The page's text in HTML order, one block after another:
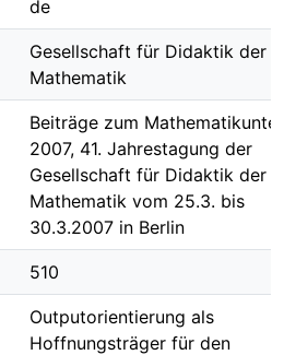
de
Gesellschaft für Didaktik der
Mathematik
Beiträge zum
2007, 41. Jahrestagung der
Gesellschaft für Didaktik der
Mathematik vom 25.3. bis
30.3.2007 in Berlin
510
Outputorientierung als
Hoffnungsträger für den